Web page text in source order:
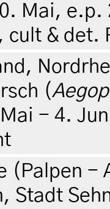
Mai, e.p.
cult & det.
(
- 4.
(Palpen -
Stadt